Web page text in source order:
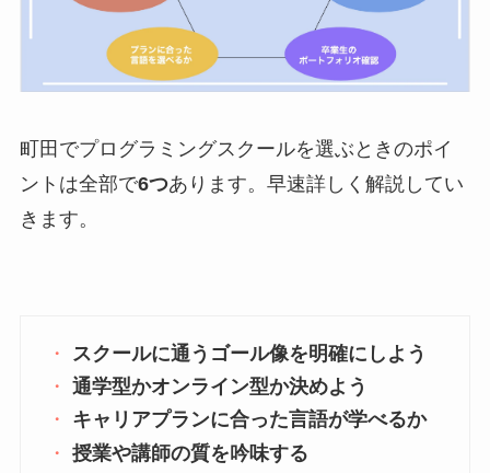
町田でプログラミングスクールを選ぶときのポイ
ントは全部で6つあります。早速詳しく解説してい
きます。
スクールに通うゴール像を明確にしよう
通学型かオンライン型か決めよう
キャリアプランに合った言語が学べるか
授業や講師の質を吟味する